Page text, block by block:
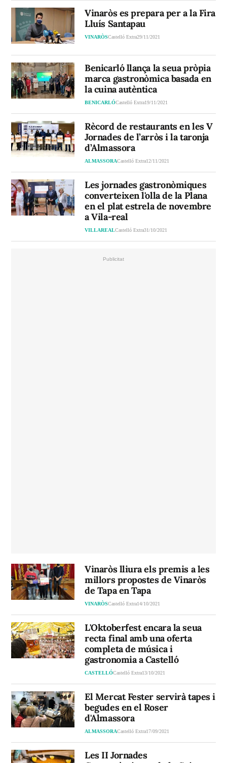
Vinaròs es prepara per a la Fira
Lluís Santapau
VINARÒSCastelló Extra29/11/2021
Benicarló llança la seua pròpia
marca gastronòmica basada en
la cuina autèntica
BENICARLÓCastelló Extra19/11/2021
Rècord de restaurants en les V
Jornades de l’arròs i la taronja
d’Almassora
ALMASSORACastelló Extra12/11/2021
Les jornades gastronòmiques
converteixen l'olla de la Plana
en el plat estrela de novembre
a Vila-real
VILLAREALCastelló Extra31/10/2021
Vinaròs lliura els premis a les
millors propostes de Vinaròs
de Tapa en Tapa
VINARÒSCastelló Extra14/10/2021
L'Oktoberfest encara la seua
recta final amb una oferta
completa de música i
gastronomia a Castelló
CASTELLÓCastelló Extra13/10/2021
El Mercat Fester servirà tapes i
begudes en el Roser
d'Almassora
ALMASSORACastelló Extra17/09/2021
Les II Jornades